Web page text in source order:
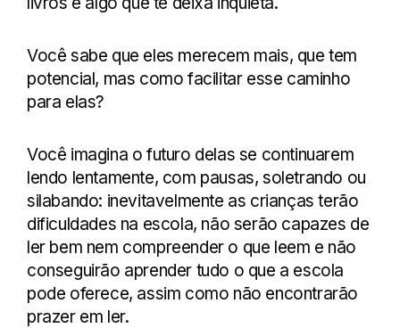
Você sabe que eles merecem mais, que tem
potencial, mas como facilitar esse caminho
para elas?
Você imagina o futuro delas se continuarem
lendo lentamente, com pausas, soletrando ou
silabando: inevitavelmente as crianças terão
dificuldades na escola, não serão capazes de
ler bem nem compreender o que leem e não
conseguirão aprender tudo o que a escola
pode oferece, assim como não encontrarão
prazer em ler.